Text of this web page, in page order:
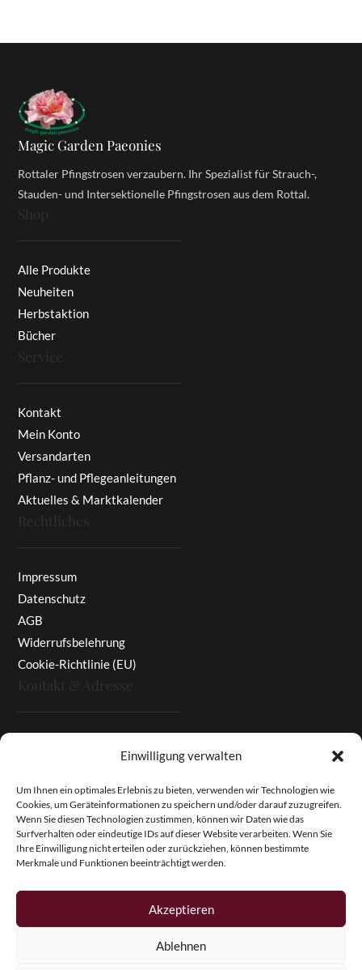
Einwilligung verwalten
Um Ihnen ein optimales Erlebnis zu bieten, verwenden wir Technologien wie
Cookies, um Geräteinformationen zu speichern und/oder darauf zuzugreifen.
Wenn Sie diesen Technologien zustimmen, können wir Daten wie das
Surfverhalten oder eindeutige IDs auf dieser Website verarbeiten. Wenn Sie
Ihre Einwilligung nicht erteilen oder zurückziehen, können bestimmte
Merkmale und Funktionen beeinträchtigt werden.
Akzeptieren
Ablehnen
Magic Garden Paeonies
Rottaler Pfingstrosen verzaubern. Ihr Spezialist für Strauch-,
Stauden- und Intersektionelle Pfingstrosen aus dem Rottal.
Shop
Alle Produkte
Neuheiten
Herbstaktion
Bücher
Service
Kontakt
Mein Konto
Versandarten
Pflanz- und Pflegeanleitungen
Aktuelles & Marktkalender
Rechtliches
Impressum
Datenschutz
AGB
Widerrufsbelehrung
Cookie-Richtlinie (EU)
Kontakt & Adresse
Heinz Enzinger-Panitz
Aussergernwallen 3
94166 Stubenberg
Deutschland
Tel.:+49 (0)8574 - 91 97 79
info@pfingstrosen.eu
Copyright © 2026 Magic Garden Paeonies. Rottaler